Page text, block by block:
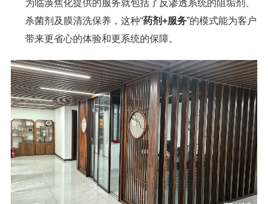
为临涣焦化提供的服务就包括了反渗透系统的阻垢剂、
杀菌剂及膜清洗保养，这种“药剂+服务”的模式能为客户
带来更省心的体验和更系统的保障。